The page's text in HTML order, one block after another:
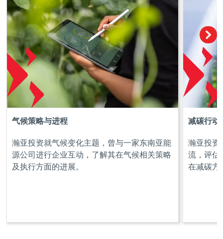
气候策略与进程
瀚亚投资就气候变化主题，曾与一家东南亚能
源公司进行企业互动，了解其在气候相关策略
及执行方面的进展。
减碳行动
瀚亚投资
流，评估
在减碳方